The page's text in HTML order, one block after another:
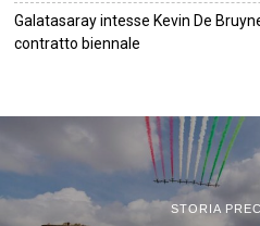
Galatasaray intesse Kevin De
contratto biennale
STORIA